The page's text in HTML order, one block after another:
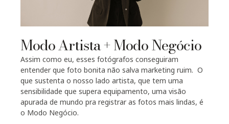
Modo Artista + Modo Negócio
Assim como eu, esses fotógrafos conseguiram
entender que foto bonita não salva marketing ruim. O
que sustenta o nosso lado artista, que tem uma
sensibilidade que supera equipamento, uma visão
apurada de mundo pra registrar as fotos mais lindas, é
o Modo Negócio.